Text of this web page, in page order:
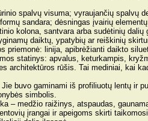
spalvų visuma; vyraujančių spalvų
sandara; dėsningas įvairių
kolona, santvara arba sudėtinių
daiktų, ypatybių ar reiškinių
priemonė: linija, apibrėžianti daikto
statinys: apvalus, keturkampis,
architektūros rūšis. Tai mediniai, kai
buvo gaminami iš profiliuotų lentų ir
simbolis.
– medžio raižinys, atspaudas,
įrangai ir apeigoms skirti